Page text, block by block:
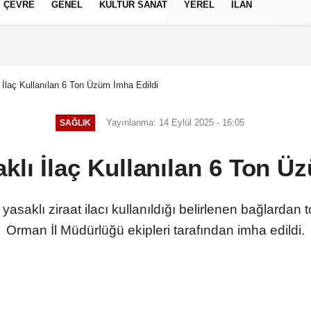
İlkeleri
ÇEVRE GENEL KÜLTÜR SANAT YEREL İLAN
Kullanılan 6 Ton Üzüm İmha Edildi
SAĞLIK Yayınlanma: 14 Eylül 2025 - 16:05
İlaç Kullanılan 6 Ton
ziraat ilacı kullanıldığı belirlenen bağlardan
Orman İl Müdürlüğü ekipleri tarafından imha edildi.